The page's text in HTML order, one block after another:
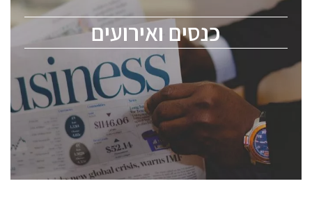
כנסים ואירועים
ChipEx2026 will be held on May 12-13, 2026. The
conference is intended for everyone involved in the
semiconductor industry, including engineers,
professional experts, and senior executives.
לחץ לפרטים